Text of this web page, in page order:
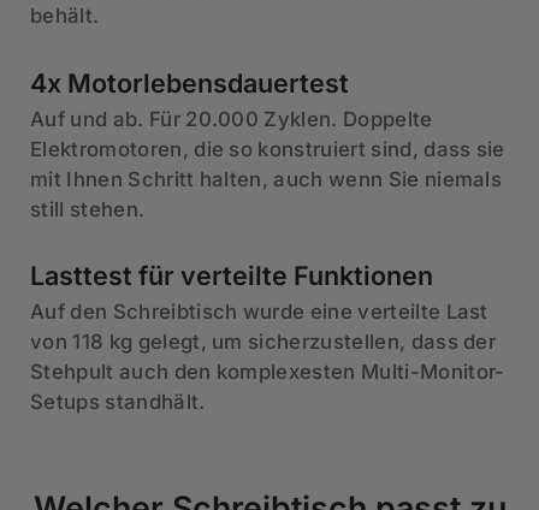
behält.
4x Motorlebensdauertest
Auf und ab. Für 20.000 Zyklen. Doppelte
Elektromotoren, die so konstruiert sind, dass sie
mit Ihnen Schritt halten, auch wenn Sie niemals
still stehen.
Lasttest für verteilte Funktionen
Auf den Schreibtisch wurde eine verteilte Last
von 118 kg gelegt, um sicherzustellen, dass der
Stehpult auch den komplexesten Multi-Monitor-
Setups standhält.